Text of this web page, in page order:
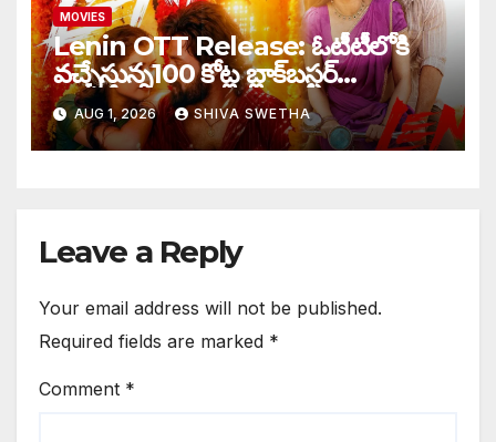
MOVIES
Lenin OTT Release: ఓటీటీలోకి
వచ్చేస్తున్న100 కోట్ల బ్లాక్‌బస్టర్…
AUG 1, 2026 SHIVA SWETHA
Leave a Reply
Your email address will not be published.
Required fields are marked *
Comment *